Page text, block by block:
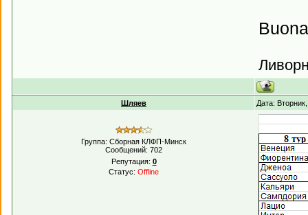
Шляев Дата:
Группа: Сборная КЛФП-Минск
Сообщений: 702
Репутация: 0
Статус: Offline